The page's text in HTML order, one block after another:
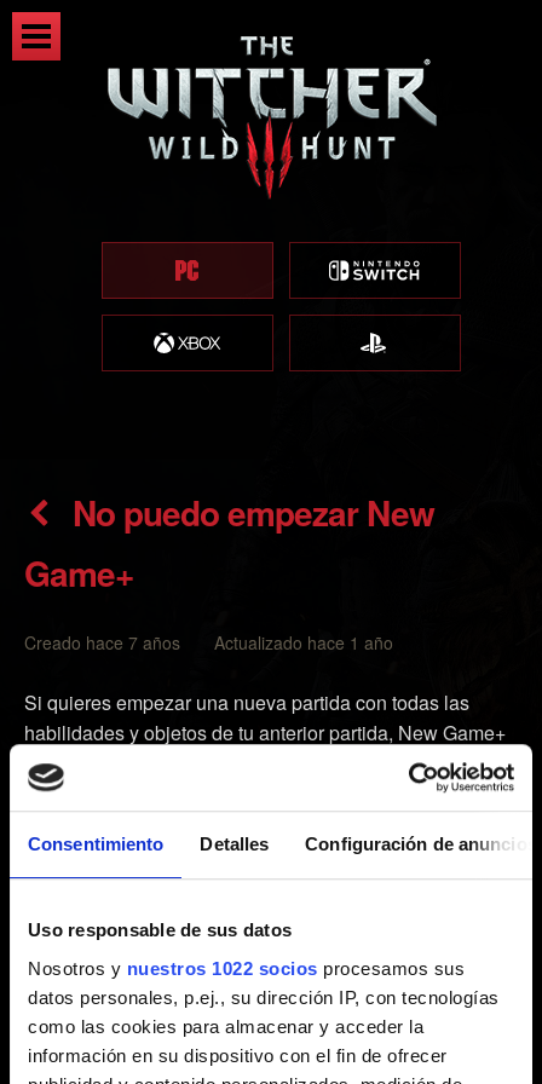
Consentimiento Detalles Configuración de anuncios
Uso responsable de sus datos
Nosotros y nuestros 1022 socios procesamos sus
datos personales, p.ej., su dirección IP, con tecnologías
como las cookies para almacenar y acceder la
información en su dispositivo con el fin de ofrecer
No puedo empezar New
Game+
Creado hace 7 años Actualizado hace 1 año
Si quieres empezar una nueva partida con todas las
habilidades y objetos de tu anterior partida, New Game+
DLC te lo permite.
descargar el DLC - NEW GAME PLUS en la plataforma
en la que tengas el juego (instrucciones sobre cómo
Edition/Game of the Year de The Witcher 3, el DLC ya
está incluído y no tienes que instalarlo de manera
separada.
Puedes empezar New Game+ desde el menú principal al